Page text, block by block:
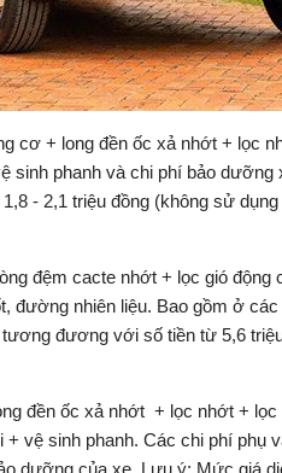
cơ + long đền ốc xả nhớt + lọc
phanh và chi phí bảo dưỡng
- 2,1 triệu đồng (không sử
đệm cacte nhớt + lọc gió
đường nhiên liệu. Bao gồm ở
đương với số tiền từ 5,6
đền ốc xả nhớt + lọc nhớt +
vệ sinh phanh. Các chi phí phụ
dưỡng của xe. Lưu ý: Mức giá